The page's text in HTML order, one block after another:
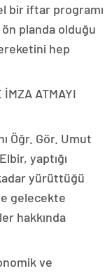
bir iftar programı
planda olduğu
hep
İMZA ATMAYI
Öğr. Gör. Umut
yaptığı
yürüttüğü
gelecekte
hakkında
ve